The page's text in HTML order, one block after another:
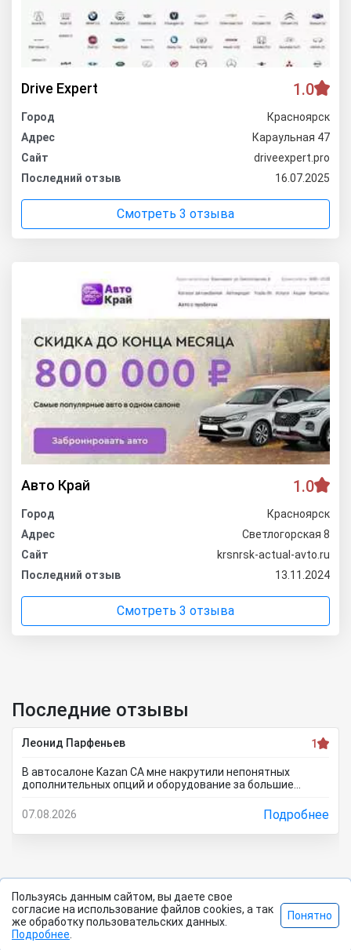
Drive Expert 1.0
Город
Красноярск
Адрес
Караульная 47
Сайт
driveexpert.pro
Последний отзыв
16.07.2025
Смотреть 3 отзыва
Авто Край 1.0
Город
Красноярск
Адрес
Светлогорская 8
Сайт
krsnrsk-actual-avto.ru
Последний отзыв
13.11.2024
Смотреть 3 отзыва
Последние отзывы
Леонид Парфеньев 1
В автосалоне Kazan CA мне накрутили непонятных
дополнительных опций и оборудование за большие
Менеджер салона мне стал доказывать, что отказаться
от допов не выйдет! Ну и что за жесть вообще здесь
происходит?! Отчего это невозможно? это развод и
07.08.2026 Подробнее
©2026 Все права защищены. |
Политика
конфиденциальности
Пользуясь данным сайтом, вы даете свое
согласие на использование файлов cookies, а так
же обработку пользовательских данных.
Подробнее
Понятно